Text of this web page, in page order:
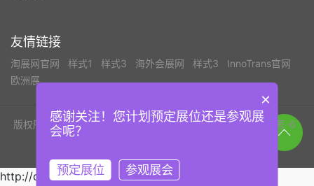
友情链接
淘展网官网 样式1 样式3 海外会展网 样式3
InnoTrans官网
欧洲展
版权所有©北京淘展网国际展览有限公司京ICP备19050419号-6
技术支持：北京千晨科技
http://data.zz.baidu.com/urls?
×
感谢关注！您计划预定展位还是参观展
会呢？
预定展位 参观展会